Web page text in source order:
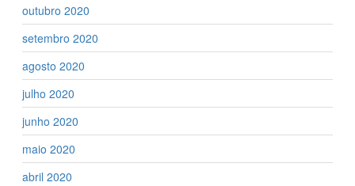
outubro 2020
setembro 2020
agosto 2020
julho 2020
junho 2020
maio 2020
abril 2020